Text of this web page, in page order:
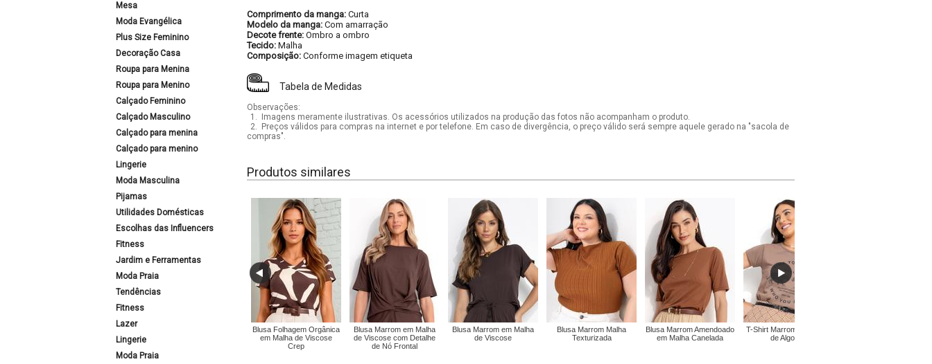
Mesa
Moda Evangélica
Plus Size Feminino
Decoração Casa
Roupa para Menina
Roupa para Menino
Calçado Feminino
Calçado Masculino
Calçado para menina
Calçado para menino
Lingerie
Moda Masculina
Pijamas
Utilidades Domésticas
Escolhas das Influencers
Fitness
Jardim e Ferramentas
Moda Praia
Tendências
Fitness
Lazer
Lingerie
Moda Praia
Comprimento da manga: Curta
Modelo da manga: Com amarração
Decote frente: Ombro a ombro
Tecido: Malha
Composição: Conforme imagem etiqueta
Tabela de Medidas
Observações:
1.
Imagens meramente ilustrativas. Os acessórios utilizados na produção das fotos não acompanham o produto.
2.
Preços válidos para compras na internet e por telefone. Em caso de divergência, o preço válido será sempre aquele gerado na "sacola de
compras".
Produtos similares
Blusa Folhagem Orgânica
em Malha de Viscose
Crep
Blusa Marrom em Malha
de Viscose com Detalhe
de Nó Frontal
Blusa Marrom em Malha
de Viscose
Blusa Marrom Malha
Texturizada
Blusa Marrom Amendoado
em Malha Canelada
T-Shirt Marrom em Malha
de Algodão